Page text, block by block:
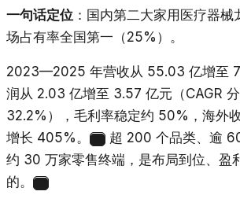
一句话定位 ：国内第二大家用医疗器
场占有率全国第一（25%）。
2023—2025 年营收从 55.03 亿增至
润从 2.03 亿增至 3.57 亿元（CAGR
32.2%），毛利率稳定约 50%，海外
增长 405%。
超 200 个品类、逾
约 30 万家零售终端，是布局到位、盈
的。